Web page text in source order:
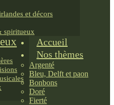
et décors
spiritueux
Accueil
Nos thèmes
Argenté
Bleu, Delft et paon
Bonbons
Doré
Fierté